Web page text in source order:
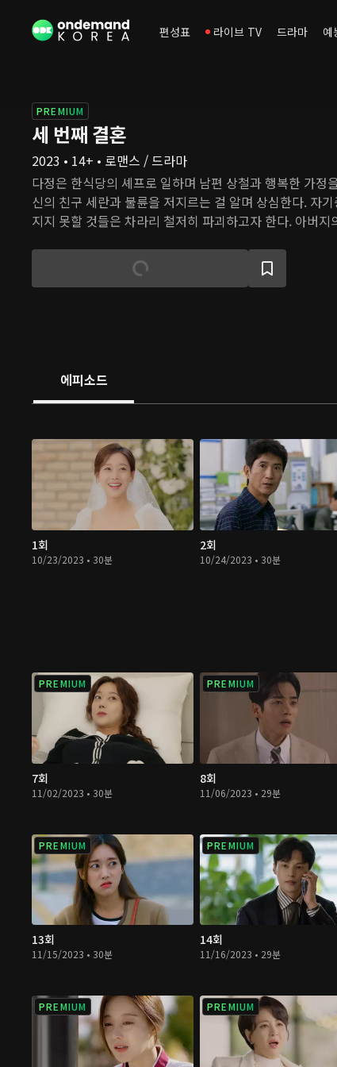
편성표 라이브 TV 드라마 예
PREMIUM
세 번째 결혼
2023 • 14+ • 로맨스 / 드라마
다정은 한식당의 셰프로 일하며 남편 상철과 행복한 가정
신의 친구 세란과 불륜을 저지르는 걸 알며 상심한다. 자
지지 못할 것들은 차라리 철저히 파괴하고자 한다. 아버지
자신이 받은 상처를 되갚으려 하고, 오해에서 비롯된 복수
다. 엇갈린 선택으로 정반대의 길을 걷게 된 두 여자. 서로
에피소드
1회
10/23/2023 • 30분
2회
10/24/2023 • 30분
PREMIUM
7회
11/02/2023 • 30분
PREMIUM
8회
11/06/2023 • 29분
PREMIUM
13회
11/15/2023 • 30분
PREMIUM
14회
11/16/2023 • 29분
PREMIUM PREMIUM